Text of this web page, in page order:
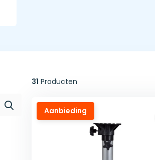
31 Producten
Aanbieding